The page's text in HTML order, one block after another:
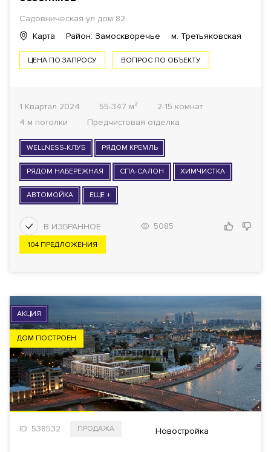
КОМНАТ ОТ 1
ГОТОВНОСТЬ ДОМА
Все варианты
ФОНД
Апартаменты
ПОКАЗАТЬ
Садовническая ул дом 82
Карта
Район: Замоскворечье м. Третьяковская
ЦЕНА ПО ЗАПРОСУ ВОПРОС ПО ОБЪЕКТУ
1 Квартал 2024 55-347 м²
2-15 комнат
4 м потолки
Предчистовая отделка
WELLNESS-КЛУБ РЯДОМ КРЕМЛЬ
РЯДОМ НАБЕРЕЖНАЯ СПА-САЛОН ХИМЧИСТКА
АВТОМОЙКА ЕЩЕ +
5085
104 ПРЕДЛОЖЕНИЯ
АКЦИЯ
ДОМ ПОСТРОЕН
ID: 538532 ПРОДАЖА Новостройка